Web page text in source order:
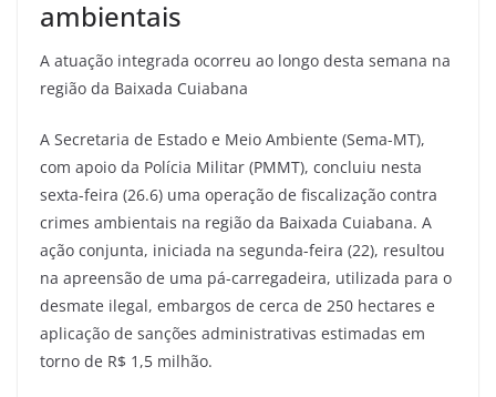
ambientais
A atuação integrada ocorreu ao longo desta semana na
região da Baixada Cuiabana
A Secretaria de Estado e Meio Ambiente (Sema-MT),
com apoio da Polícia Militar (PMMT), concluiu nesta
sexta-feira (26.6) uma operação de fiscalização contra
crimes ambientais na região da Baixada Cuiabana. A
ação conjunta, iniciada na segunda-feira (22), resultou
na apreensão de uma pá-carregadeira, utilizada para o
desmate ilegal, embargos de cerca de 250 hectares e
aplicação de sanções administrativas estimadas em
torno de R$ 1,5 milhão.